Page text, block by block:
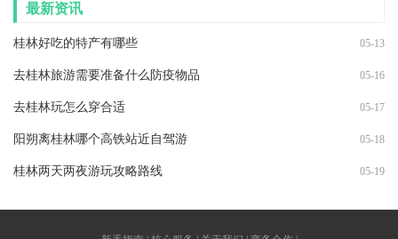
最新资讯
桂林好吃的特产有哪些 05-13
去桂林旅游需要准备什么防疫物品 05-16
去桂林玩怎么穿合适 05-17
阳朔离桂林哪个高铁站近自驾游 05-18
桂林两天两夜游玩攻略路线 05-19